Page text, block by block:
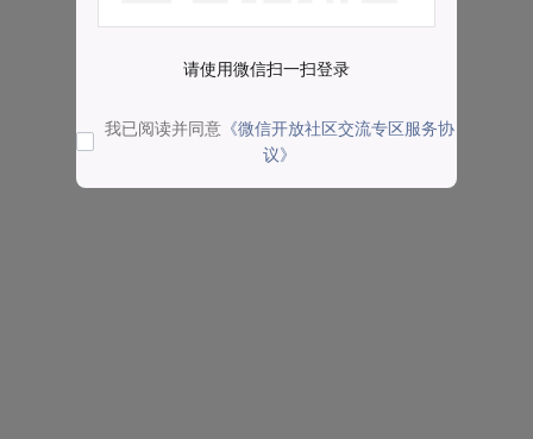
请使用微信扫一扫登录
我已阅读并同意 《微信开放社区交流专区服务协
议》